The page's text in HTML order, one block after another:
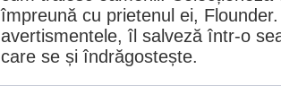
împreună cu prietenul ei,
avertismentele, îl salveză într-o
care se și îndrăgostește.